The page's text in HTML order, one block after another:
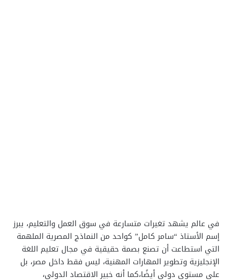
في عالم يشهد تغيرات متسارعة في سوق العمل والتعليم، يبرز
إسم الأستاذ “سامر كامل” كواحد من النماذج المصرية الملهمة
التي استطاعت أن تصنع بصمة حقيقية في مجال تعليم اللغة
الإنجليزية وتطوير المهارات المهنية، ليس فقط داخل مصر، بل
على مستوى دولي أيضًا،كما أنه خبير الاقتصاد الدولي،